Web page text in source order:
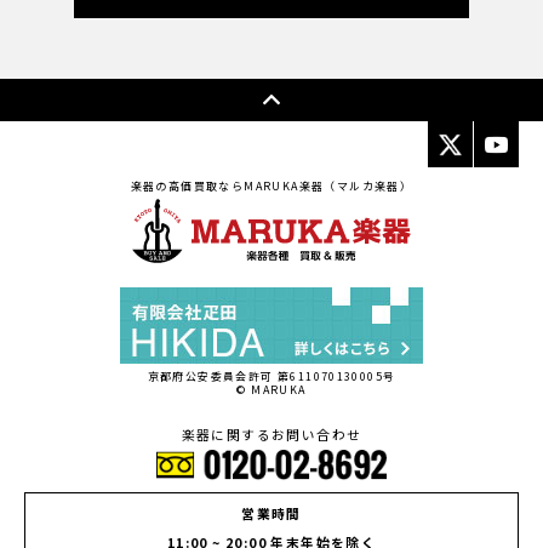
楽器の高価買取ならMARUKA楽器（マルカ楽器）
京都府公安委員会許可 第611070130005号
© MARUKA
楽器に関するお問い合わせ
営業時間
11:00 ~ 20:00 年末年始を除く